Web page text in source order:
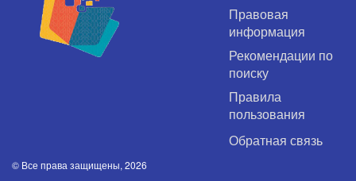
Правовая
информация
Рекомендации по
поиску
Правила
пользования
Обратная связь
© Все права защищены, 2026